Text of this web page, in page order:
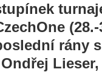
rány
Lieser,